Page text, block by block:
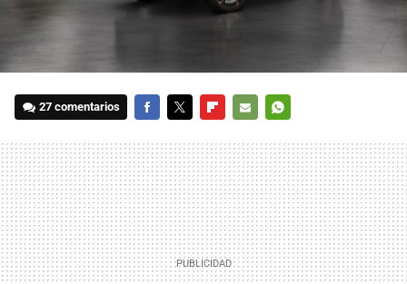
27 comentarios
MAIL